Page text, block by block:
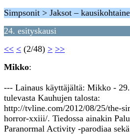
Simpsonit > Jaksot –
24. esityskausi
<< < (2/48) > >>
Mikko:
--- Lainaus käyttäjältä: Mikko -
tulevasta Kauhujen talosta:
http://tvline.com/2012/08/25/the-
horror-xxiii/. Tiedossa ainakin
Paranormal Activity -parodiaa